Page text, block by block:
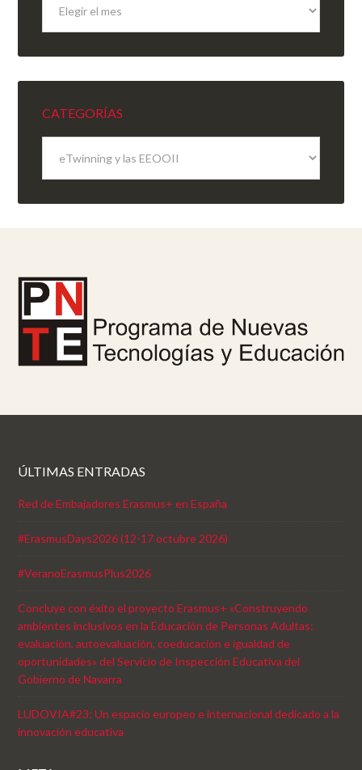
sitio
CATEGORÍAS
ÚLTIMAS ENTRADAS
Red de Embajadores Erasmus+ en España
#ErasmusDays2026 (12-17 octubre 2026)
#VeranoErasmusPlus2026
Concluye con éxito el proyecto Erasmus+ «Construyendo
ambientes inclusivos en la Educación de Personas Adultas:
evaluación, autoevaluación, coeducación e igualdad de
oportunidades» del Servicio de Inspección Educativa del
Gobierno de Navarra
LUDOVIA#23: Un espacio europeo e internacional dedicado a la
innovación educativa